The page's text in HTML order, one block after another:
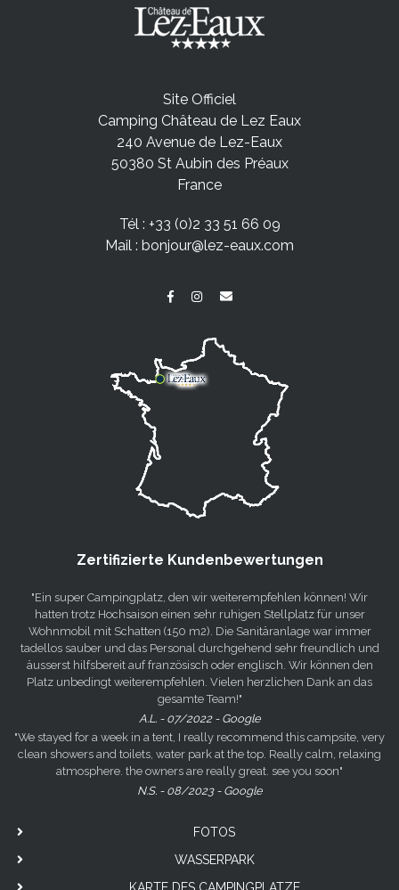
Site Officiel
Camping Château de Lez Eaux
240 Avenue de Lez-Eaux
50380 St Aubin des Préaux
France
Tél : +33 (0)2 33 51 66 09
Mail : bonjour@lez-eaux.com
Zertifizierte Kundenbewertungen
"Ein super Campingplatz, den wir weiterempfehlen können! Wir
hatten trotz Hochsaison einen sehr ruhigen Stellplatz für unser
Wohnmobil mit Schatten (150 m2). Die Sanitäranlage war immer
tadellos sauber und das Personal durchgehend sehr freundlich und
äusserst hilfsbereit auf französisch oder englisch. Wir können den
Platz unbedingt weiterempfehlen. Vielen herzlichen Dank an das
gesamte Team!"
A.L. - 07/2022 - Google
"We stayed for a week in a tent, I really recommend this campsite, very
clean showers and toilets, water park at the top. Really calm, relaxing
atmosphere. the owners are really great. see you soon"
N.S. - 08/2023 - Google
FOTOS
WASSERPARK